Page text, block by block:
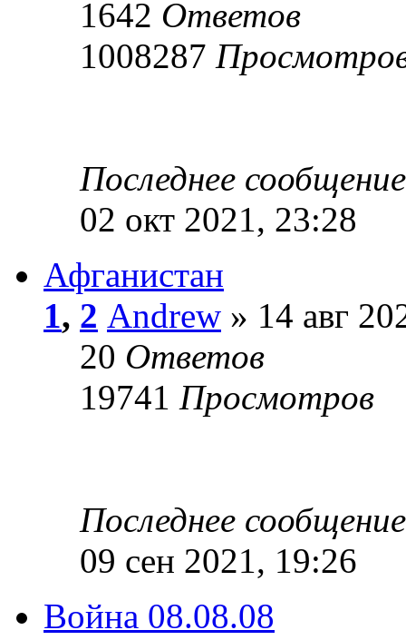
1642 Ответов
1008287
Последнее
02 окт 2021, 23:28
Афганистан
1, 2 Andrew » 14 авг
20 Ответов
19741 Просмотров
Последнее
09 сен 2021, 19:26
Война 08.08.08